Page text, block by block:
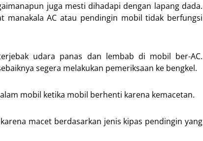
juga mesti dihadapi dengan lapang dada.
manakala AC atau pendingin mobil tidak berfungsi
udara panas dan lembab di mobil ber-AC.
segera melakukan pemeriksaan ke bengkel.
mobil ketika mobil berhenti karena kemacetan.
macet berdasarkan jenis kipas pendingin yang